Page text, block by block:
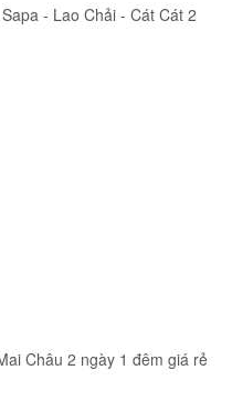
- Lao Chải - Cát Cát 2
Châu 2 ngày 1 đêm giá rẻ